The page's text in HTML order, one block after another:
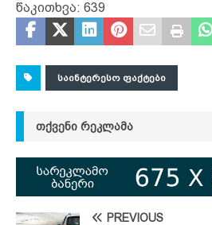
წაკითხვა: 639
ᲡᲐᲘᲜᲢᲔᲠᲔᲡᲝ ᲤᲐᲥᲢᲔᲑᲘ
ᲗᲥᲕᲔᲜᲘ ᲠᲔᲙᲚᲐᲛᲐ
PREVIOUS